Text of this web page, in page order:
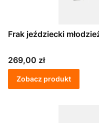
Frak jeździecki
Cena
269,00 zł
Zobacz produkt